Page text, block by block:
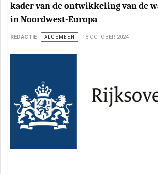
kader van de ontwikkeling van de
in Noordwest-Europa
REDACTIE ALGEMEEN 18 OCTOBER 2024